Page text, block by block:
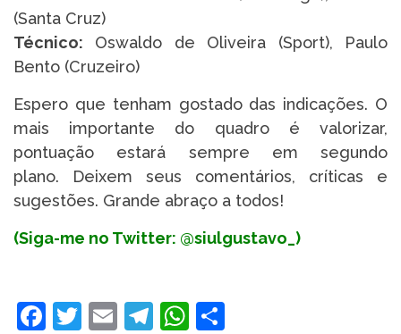
(Santa Cruz)
Técnico: Oswaldo de Oliveira (Sport), Paulo
Bento (Cruzeiro)
Espero que tenham gostado das indicações. O
mais importante do quadro é valorizar,
pontuação estará sempre em segundo
plano. Deixem seus comentários, críticas e
sugestões. Grande abraço a todos!
(Siga-me no Twitter: @siulgustavo_)
Facebook
Twitter
EmailTelegram
WhatsApp